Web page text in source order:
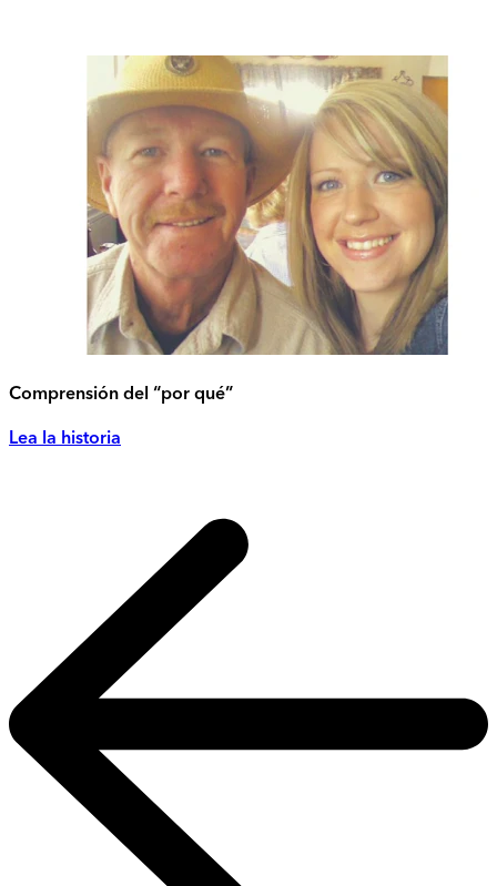
Comprensión del “por qué”
Lea la historia